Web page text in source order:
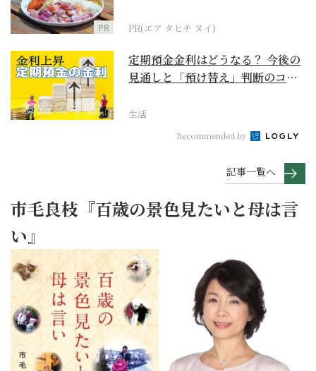
PR PR(エア タヒチ ヌイ)
定期預金金利はどうなる？ 今後の
見通しと「預け替え」判断のコツ
生活
Recommended by
記事一覧へ
市毛良枝『百歳の景色見たいと母は言
い』